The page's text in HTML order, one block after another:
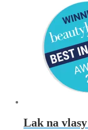
Lak na